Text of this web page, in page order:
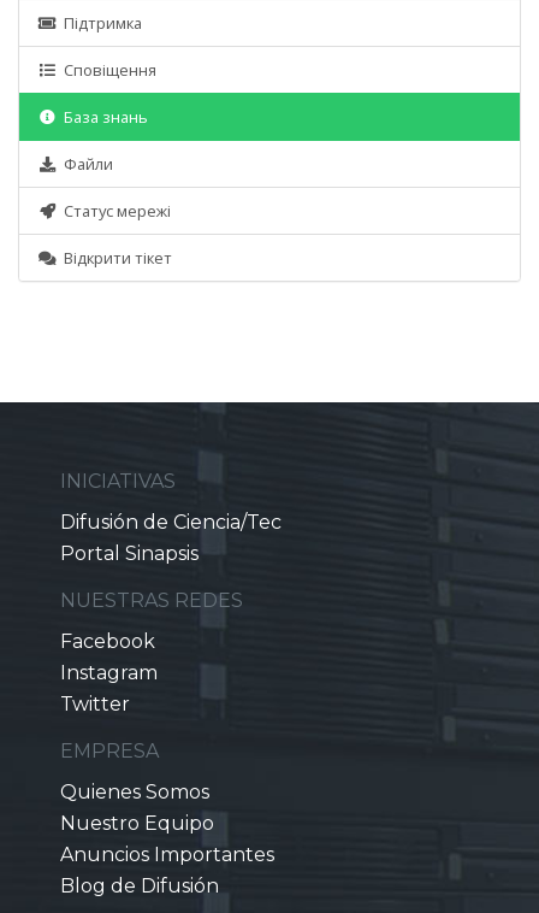
Підтримка
Сповіщення
База знань
Файли
Статус мережі
Відкрити тікет
INICIATIVAS
Difusión de Ciencia/Tec
Portal Sinapsis
NUESTRAS REDES
Facebook
Instagram
Twitter
EMPRESA
Quienes Somos
Nuestro Equipo
Anuncios Importantes
Blog de Difusión